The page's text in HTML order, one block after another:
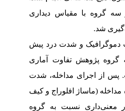
گروه با مقیاس دیداری
شد.
و شدت درد پیش
پژوهش تفاوت آماری
از اجرای مداخله، شدت
(ماساژ افلوراج و کیف
نسبت به گروه